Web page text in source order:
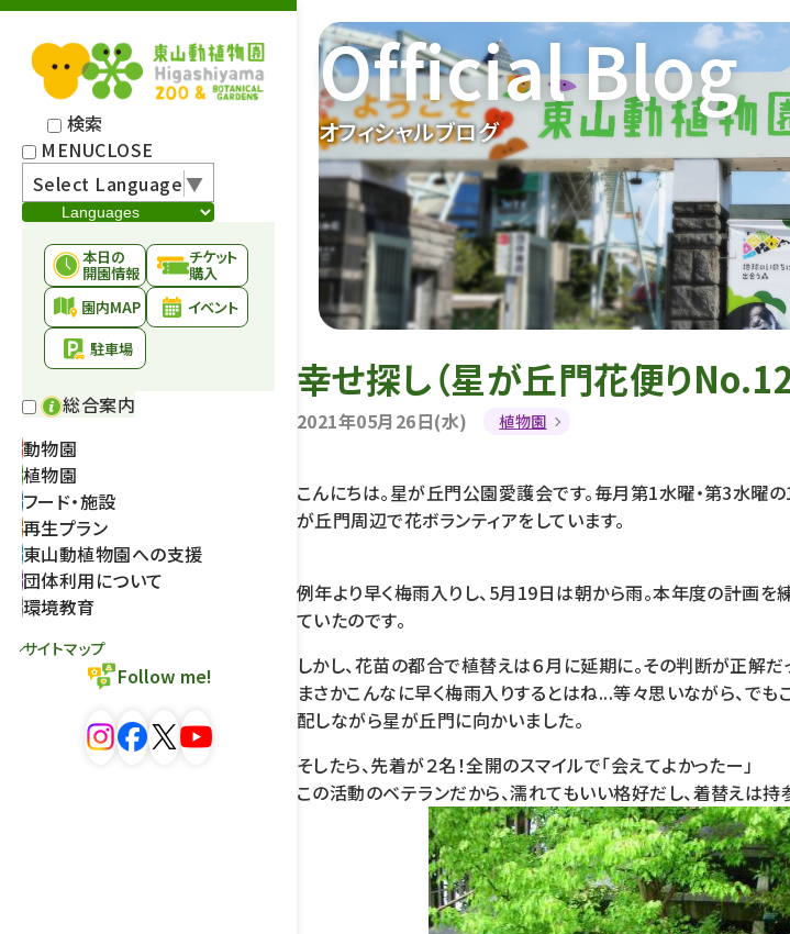
検索
MENUCLOSE
Select Language▼
本日の
開園情報
チケット
購入
園内MAP
イベント
駐車場
総合案内
動物園
植物園
フード・施設
再生プラン
東山動植物園への支援
団体利用について
環境教育
サイトマップ
Follow me!
オフィシャルブログ
Official Blog
幸せ探し（星が丘門花便り
2021年05月26日(水) 植物園
こんにちは。星が丘門公園愛護会です。毎月第1水曜・第3水曜
が丘門周辺で花ボランティアをしています。
例年より早く梅雨入りし、5月19日は朝から雨。本年度の計画を
ていたのです。
しかし、花苗の都合で植替えは６月に延期に。その判断が正解
まさかこんなに早く梅雨入りするとはね...等々思いながら、で
配しながら星が丘門に向かいました。
そしたら、先着が２名！全開のスマイルで「会えてよかったー」
この活動のベテランだから、濡れてもいい格好だし、着替えは持